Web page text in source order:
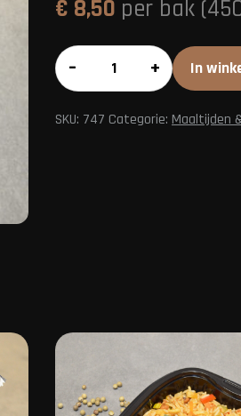
€ 8,50 per bak
Macaroni
aantal
– + In
SKU: 747 Categorie: Maaltijden